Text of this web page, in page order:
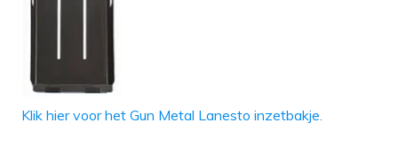
Klik hier voor het Gun Metal Lanesto inzetbakje.